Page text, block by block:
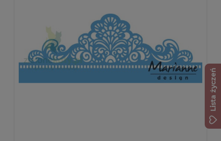
Lista życzeń